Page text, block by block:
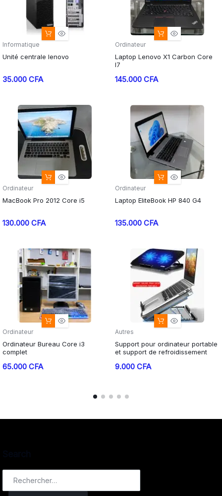
Informatique
Unité centrale lenovo
35.000 CFA
Ordinateur
Laptop Lenovo X1 Carbon Core
I7
145.000 CFA
Ordinateur
MacBook Pro 2012 Core i5
130.000 CFA
Ordinateur
Laptop EliteBook HP 840 G4
135.000 CFA
Ordinateur
Ordinateur Bureau Core i3
complet
65.000 CFA
Autres
Support pour ordinateur portable
et support de refroidissement
9.000 CFA
Rechercher :